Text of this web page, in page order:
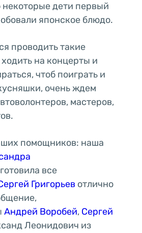
некоторые дети первый
японское блюдо.
проводить такие
на концерты и
чтоб поиграть и
очень ждем
мастеров,
помощников: наша
все
Григорьев отлично
Андрей Воробей, Сергей
Леонидович из